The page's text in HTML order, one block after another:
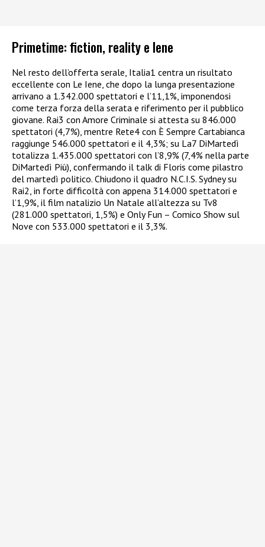
Primetime: fiction, reality e Iene
Nel resto dell’offerta serale, Italia1 centra un risultato
eccellente con Le Iene, che dopo la lunga presentazione
arrivano a 1.342.000 spettatori e l’11,1%, imponendosi
come terza forza della serata e riferimento per il pubblico
giovane. Rai3 con Amore Criminale si attesta su 846.000
spettatori (4,7%), mentre Rete4 con È Sempre Cartabianca
raggiunge 546.000 spettatori e il 4,3%; su La7 DiMartedì
totalizza 1.435.000 spettatori con l’8,9% (7,4% nella parte
DiMartedì Più), confermando il talk di Floris come pilastro
del martedì politico. Chiudono il quadro N.C.I.S. Sydney su
Rai2, in forte difficoltà con appena 314.000 spettatori e
l’1,9%, il film natalizio Un Natale all’altezza su Tv8
(281.000 spettatori, 1,5%) e Only Fun – Comico Show sul
Nove con 533.000 spettatori e il 3,3%.​